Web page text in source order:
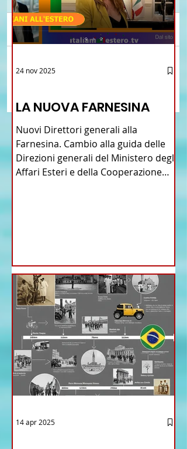
Brasile La Storia del
Commenti
Scrivi un commento...
LA NUOVA FARNESINA
Nuovi Direttori generali alla
Farnesina. Cambio alla guida delle
Direzioni generali del Ministero degli
Affari Esteri e della Cooperazione
24 nov 2025
14 apr 2025